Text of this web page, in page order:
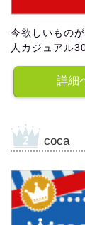
今欲しいもの
人カジュアル
詳細
coca